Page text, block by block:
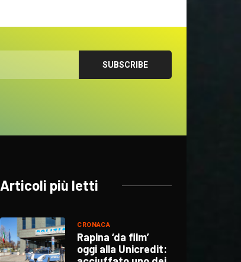
Articoli più letti
CRONACA
Rapina ‘da film’
oggi alla Unicredit: